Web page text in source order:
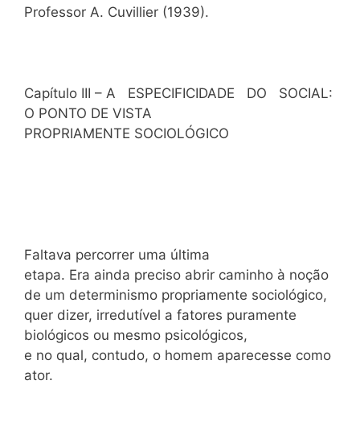
Professor A. Cuvillier (1939).
Capítulo III – A ESPECIFICIDADE DO SOCIAL:
O PONTO DE VISTA
PROPRIAMENTE SOCIOLÓGICO
Faltava percorrer uma última
etapa. Era ainda preciso abrir caminho à noção
de um determinismo propriamente sociológico,
quer dizer, irredutível a fatores puramente
biológicos ou mesmo psicológicos,
e no qual, contudo, o homem aparecesse como
ator.